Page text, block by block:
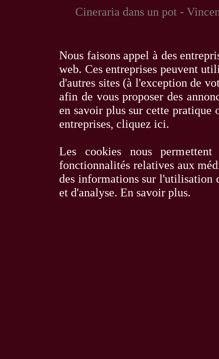
Cineraria dans un pot -
Nous faisons appel à des
web. Ces entreprises peuvent
d'autres sites (à l'exception de
afin de vous proposer des
en savoir plus sur cette pratique
entreprises, cliquez ici.
Les cookies nous
fonctionnalités relatives aux
des informations sur l'utilisation
et d'analyse. En savoir plus.